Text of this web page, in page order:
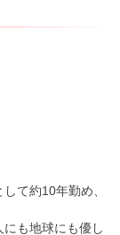
て約10年勤め、
も地球にも優し